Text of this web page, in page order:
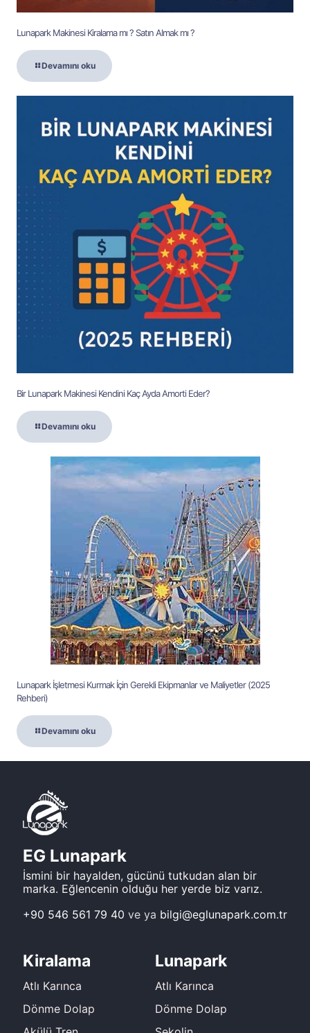
Lunapark Makinesi Kiralama mı ? Satın Almak mı ?
Devamını oku
Bir Lunapark Makinesi Kendini Kaç Ayda Amorti Eder?
Devamını oku
Lunapark İşletmesi Kurmak İçin Gerekli Ekipmanlar ve Maliyetler (2025
Rehberi)
Devamını oku
EG Lunapark
İsmini bir hayalden, gücünü tutkudan alan bir
marka. Eğlencenin olduğu her yerde biz varız.
+90 546 561 79 40 ve ya bilgi@eglunapark.com.tr
Kiralama
Atlı Karınca
Dönme Dolap
Lunapark
Atlı Karınca
Dönme Dolap